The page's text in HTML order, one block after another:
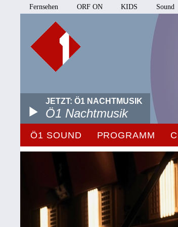
Fernsehen ORF ON KIDS Sound
JETZT: Ö1 NACHTMUSIK
Ö1 Nachtmusik
Ö1 SOUND PROGRAMM